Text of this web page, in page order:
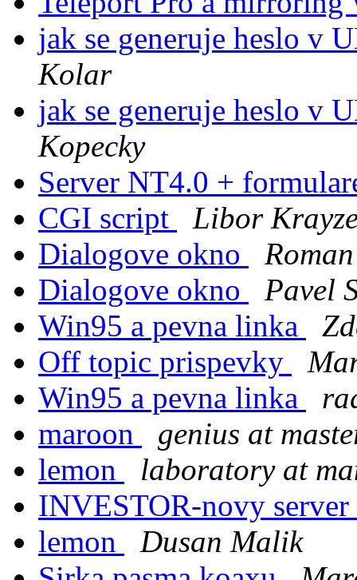
jak se generuje heslo v
Kolar
jak se generuje heslo v
Kopecky
Server NT4.0 +
CGI script
Libor
Dialogove okno
Dialogove okno
Pavel
Win95 a pevna linka
Off topic prispevky
Win95 a pevna linka
maroon
genius at
lemon
laboratory at
INVESTOR-novy server
lemon
Dusan Malik